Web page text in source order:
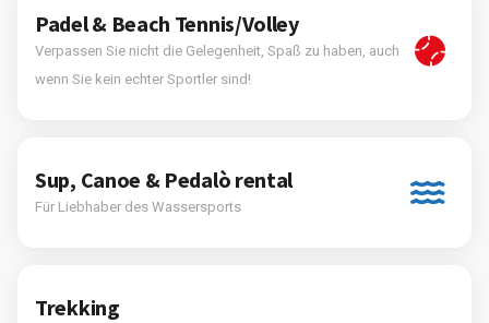
Padel & Beach Tennis/Volley
Verpassen Sie nicht die Gelegenheit, Spaß zu haben, auch
wenn Sie kein echter Sportler sind!
Sup, Canoe & Pedalò rental
Für Liebhaber des Wassersports
Trekking